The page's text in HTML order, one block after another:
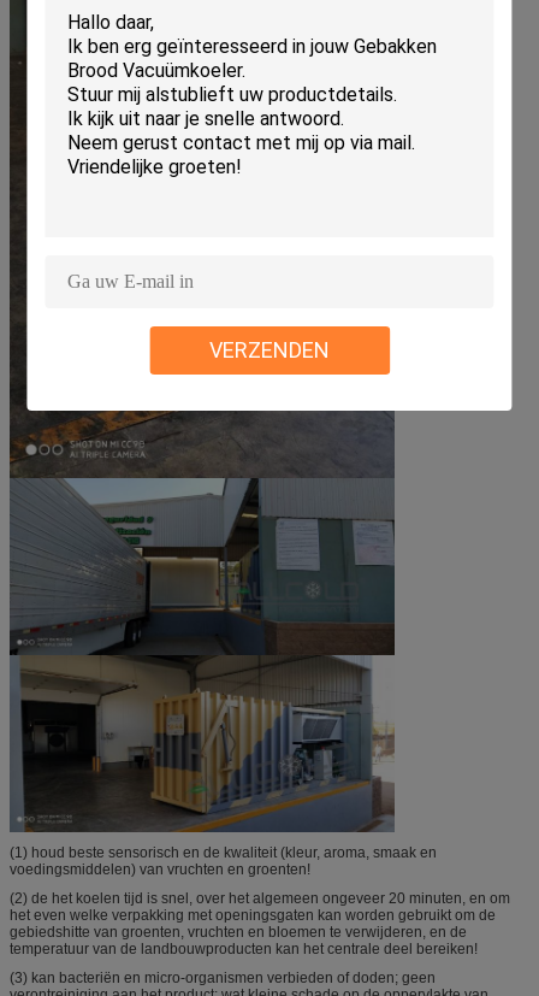
VERZENDEN
(1) houd beste sensorisch en de kwaliteit (kleur, aroma, smaak en
voedingsmiddelen) van vruchten en groenten!
(2) de het koelen tijd is snel, over het algemeen ongeveer 20 minuten, en om
het even welke verpakking met openingsgaten kan worden gebruikt om de
gebiedshitte van groenten, vruchten en bloemen te verwijderen, en de
temperatuur van de landbouwproducten kan het centrale deel bereiken!
(3) kan bacteriën en micro-organismen verbieden of doden; geen